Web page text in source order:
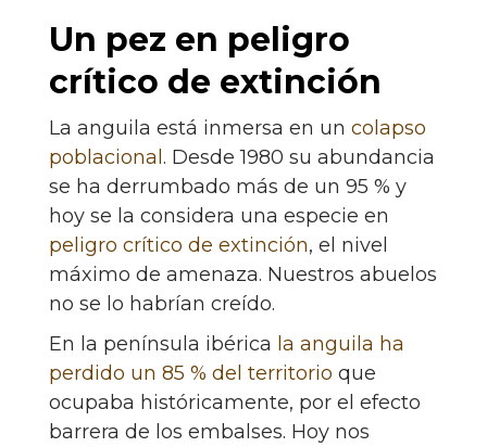
Un pez en peligro
crítico de extinción
La anguila está inmersa en un colapso
poblacional . Desde 1980 su abundancia
se ha derrumbado más de un 95 % y
hoy se la considera una especie en
peligro crítico de extinción, el nivel
máximo de amenaza. Nuestros abuelos
no se lo habrían creído.
En la península ibérica la anguila ha
perdido un 85 % del territorio que
ocupaba históricamente, por el efecto
barrera de los embalses. Hoy nos